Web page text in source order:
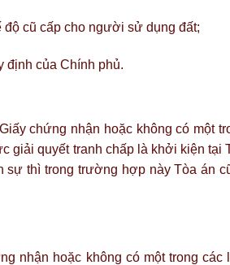
cũ cấp cho người sử dụng đất;
định của Chính phủ.
chứng nhận hoặc không có một
giải quyết tranh chấp là khởi kiện tại
sự thì trong trường hợp này Tòa án
nhận hoặc không có một trong các